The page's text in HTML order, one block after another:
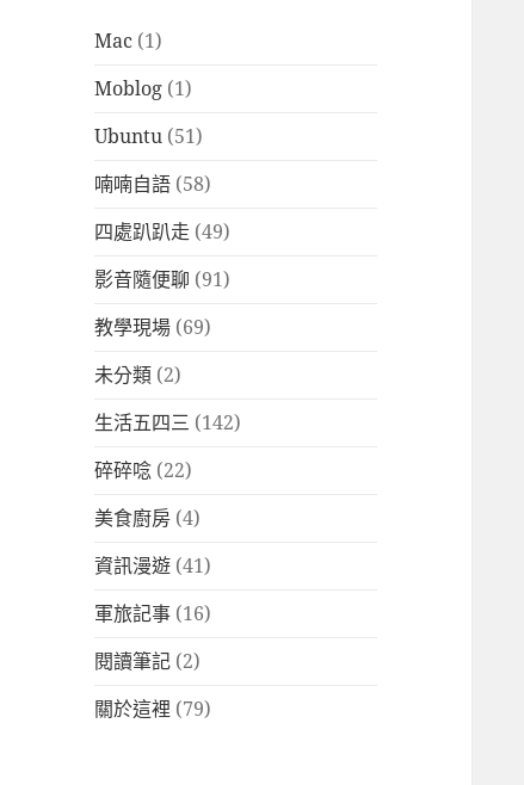
Mac (1)
Moblog (1)
Ubuntu (51)
喃喃自語 (58)
四處趴趴走 (49)
影音隨便聊 (91)
教學現場 (69)
未分類 (2)
生活五四三 (142)
碎碎唸 (22)
美食廚房 (4)
資訊漫遊 (41)
軍旅記事 (16)
閱讀筆記 (2)
關於這裡 (79)